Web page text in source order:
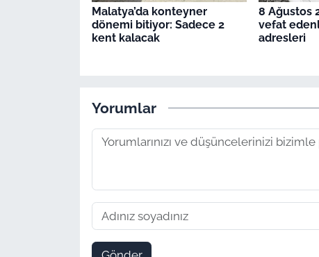
Malatya’da konteyner
dönemi bitiyor: Sadece 2
kent kalacak
8 Ağustos
vefat
adresleri
Yorumlar